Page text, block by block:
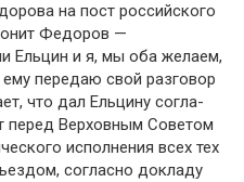
на пост российского
Федо­ров —
Ельцин и я, мы оба же­лаем,
передаю свой разго­вор
что дал Ельцину согла­
перед Верховным Советом
исполнения всех тех
согласно докладу